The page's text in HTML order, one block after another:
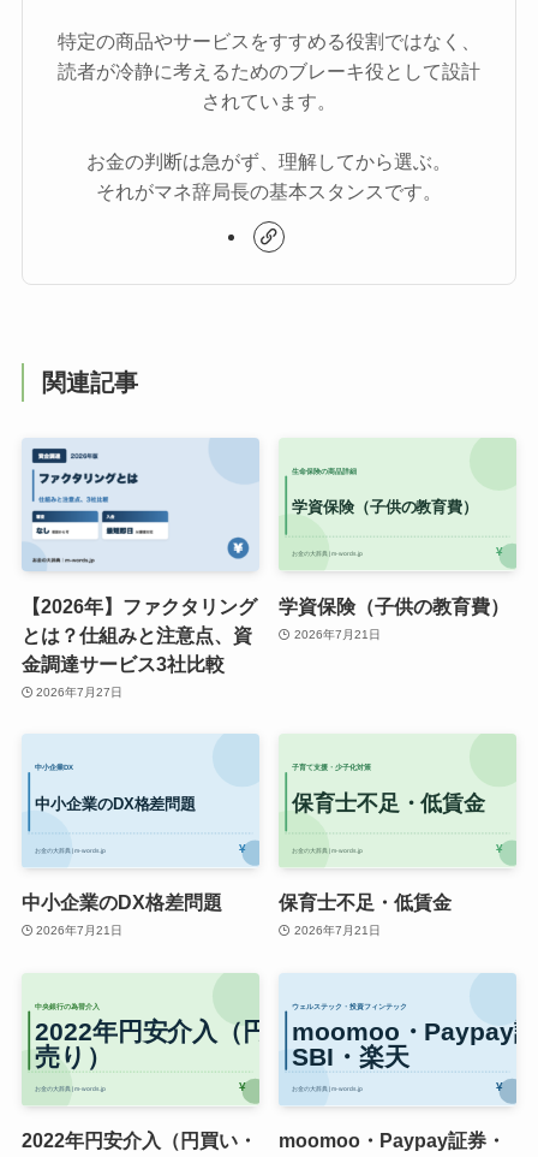
特定の商品やサービスをすすめる役割ではなく、
読者が冷静に考えるためのブレーキ役として設計
されています。
お金の判断は急がず、理解してから選ぶ。
それがマネ辞局長の基本スタンスです。
関連記事
【2026年】ファクタリング
とは？仕組みと注意点、資
金調達サービス3社比較
2026年7月27日
学資保険（子供の教育費）
2026年7月21日
中小企業のDX格差問題
2026年7月21日
保育士不足・低賃金
2026年7月21日
2022年円安介入（円買い・
moomoo・Paypay証券・